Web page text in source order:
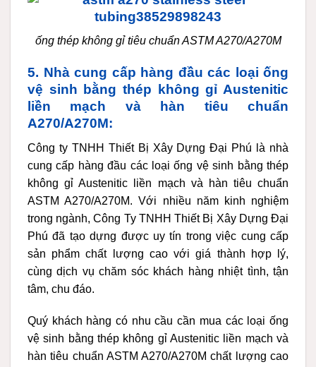
ống thép không gỉ tiêu chuẩn ASTM A270/A270M
5. Nhà cung cấp hàng đầu các loại ống
vệ sinh bằng thép không gỉ Austenitic
liền mạch và hàn tiêu chuẩn
A270/A270M:
Công ty TNHH Thiết Bị Xây Dựng Đại Phú là nhà
cung cấp hàng đầu các loại ống vệ sinh bằng thép
không gỉ Austenitic liền mạch và hàn tiêu chuẩn
ASTM A270/A270M. Với nhiều năm kinh nghiệm
trong ngành, Công Ty TNHH Thiết Bị Xây Dựng Đại
Phú đã tạo dựng được uy tín trong việc cung cấp
sản phẩm chất lượng cao với giá thành hợp lý,
cùng dịch vụ chăm sóc khách hàng nhiệt tình, tận
tâm, chu đáo.
Quý khách hàng có nhu cầu cần mua các loại ống
vệ sinh bằng thép không gỉ Austenitic liền mạch và
hàn tiêu chuẩn ASTM A270/A270M chất lượng cao